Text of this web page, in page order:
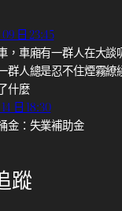
日 23:45
，車廂有一群人在大談
群人總是忍不住煙霧
什麼
日 18:30
金：失業補助金
蹤